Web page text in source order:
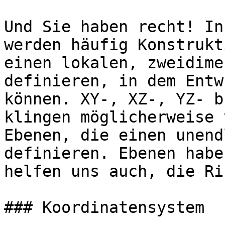
Und Sie haben recht!
werden häufig
einen lokalen,
definieren, in dem
können. XY-, XZ-, YZ-
klingen
Ebenen, die einen
definieren. Ebenen
helfen uns auch, die
### Koordinatensystem